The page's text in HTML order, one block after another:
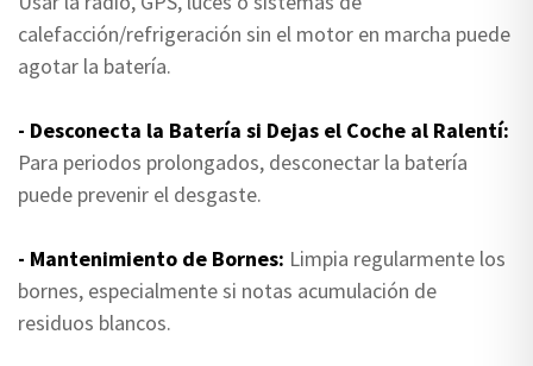
calefacción/refrigeración sin el motor en marcha puede
agotar la batería.
- Desconecta la Batería si Dejas el Coche al Ralentí:
Para periodos prolongados, desconectar la batería
puede prevenir el desgaste.
- Mantenimiento de Bornes: Limpia regularmente los
bornes, especialmente si notas acumulación de
residuos blancos.